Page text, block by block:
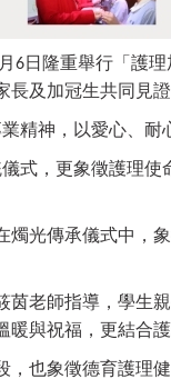
月 6日隆重舉行「護
及加冠生共同見
精神，以愛心、耐
式，更象徵護理
光傳承儀式中，
老師指導，學生
與祝福，更結合
也象徵德育護理